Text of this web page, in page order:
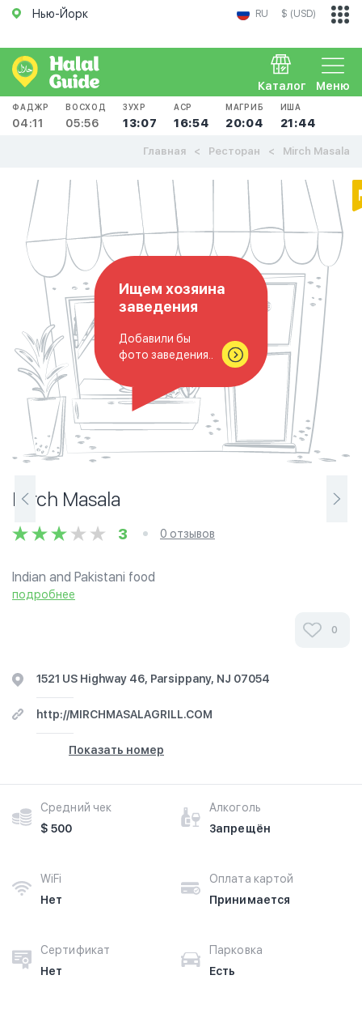
Нью-Йорк RU $ (USD)
Меню
Каталог
ФАДЖР
04:11
ВОСХОД
05:56
ЗУХР
13:07
АСР
16:54
МАГРИБ
20:04
ИША
21:44
Главная Ресторан Mirch Masala
Ищем хозяина
заведения
Добавили бы
фото заведения..
Mirch Masala
3 0 отзывов
Indian and Pakistani food
подробнее
0
1521 US Highway 46, Parsippany, NJ 07054
http://MIRCHMASALAGRILL.COM
Показать номер
Средний чек
$ 500
Алкоголь
Запрещён
WiFi
Нет
Оплата картой
Принимается
Сертификат
Нет
Парковка
Есть